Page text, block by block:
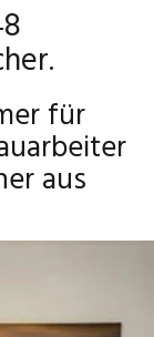
für
aus